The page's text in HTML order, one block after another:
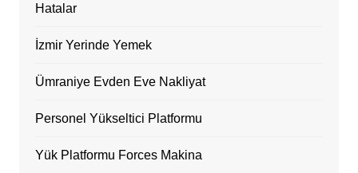
Hatalar
İzmir Yerinde Yemek
Ümraniye Evden Eve Nakliyat
Personel Yükseltici Platformu
Yük Platformu Forces Makina